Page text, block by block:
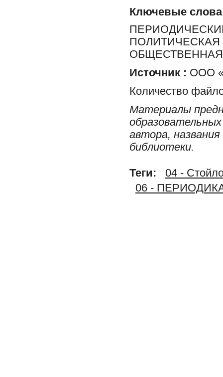
Ключевые слова
Источник : ООО
Количество
Материалы
автора,
библиотеки.
Теги:
04 -
06 -